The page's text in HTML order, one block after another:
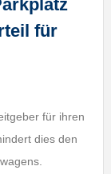
für
für ihren
dies den